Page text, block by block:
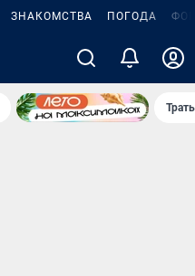
ЗНАКОМСТВА ПОГОДА